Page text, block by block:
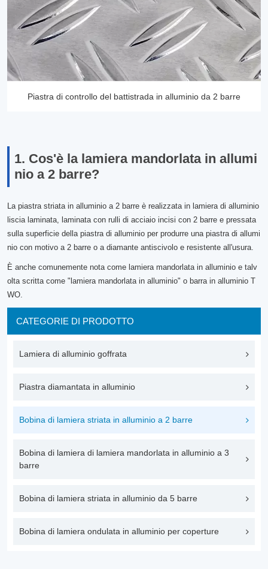
Piastra di controllo del battistrada in alluminio da 2 barre
1. Cos'è la lamiera mandorlata in allumi
nio a 2 barre?
La piastra striata in alluminio a 2 barre è realizzata in lamiera di alluminio
liscia laminata, laminata con rulli di acciaio incisi con 2 barre e pressata
sulla superficie della piastra di alluminio per produrre una piastra di allumi
nio con motivo a 2 barre o a diamante antiscivolo e resistente all'usura.
È anche comunemente nota come lamiera mandorlata in alluminio e talv
olta scritta come "lamiera mandorlata in alluminio" o barra in alluminio T
WO.
CATEGORIE DI PRODOTTO
Lamiera di alluminio goffrata
Piastra diamantata in alluminio
Bobina di lamiera striata in alluminio a 2 barre
Bobina di lamiera di lamiera mandorlata in alluminio a 3
barre
Bobina di lamiera striata in alluminio da 5 barre
Bobina di lamiera ondulata in alluminio per coperture